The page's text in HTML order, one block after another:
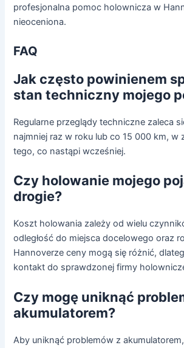
profesjonalna pomoc holownicza w
nieoceniona.
FAQ
Jak często powinienem
stan techniczny mojego
Regularne przeglądy techniczne zaleca
najmniej raz w roku lub co 15 000 km, w
tego, co nastąpi wcześniej.
Czy holowanie mojego
drogie?
Koszt holowania zależy od wielu
odległość do miejsca docelowego oraz
Hannoverze ceny mogą się różnić,
kontakt do sprawdzonej firmy
Czy mogę uniknąć
akumulatorem?
Aby uniknąć problemów z